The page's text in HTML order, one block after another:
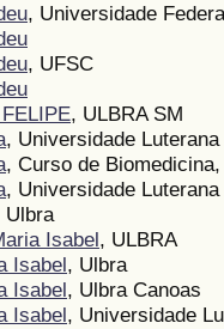
, Universidade
, UFSC
, ULBRA SM
, Universidade
, Curso de
, Universidade
Ulbra
Isabel, ULBRA
Isabel, Ulbra
Isabel, Ulbra Canoas
Isabel, Universidade